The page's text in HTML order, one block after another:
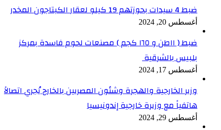
ضبط 4 سيدات بحوزتهم 19 كيلو لعقار الكبتاجون المخدر
أغسطس 20, 2024
ضبط ( ١١طن و ١٦٥ كجم ) مصنعات لحوم فاسدة بمركز
بلبيس بالشرقية
أغسطس 17, 2024
وزير الخارجية والهجرة وشئون المصريين بالخارج يُجري اتصالاً
هاتفياً مع وزيرة خارجية إندونيسيا
أغسطس 29, 2024